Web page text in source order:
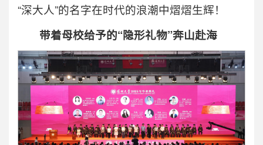
“深大人”的名字在时代的浪潮中熠熠生辉！
带着母校给予的“隐形礼物”奔山赴海